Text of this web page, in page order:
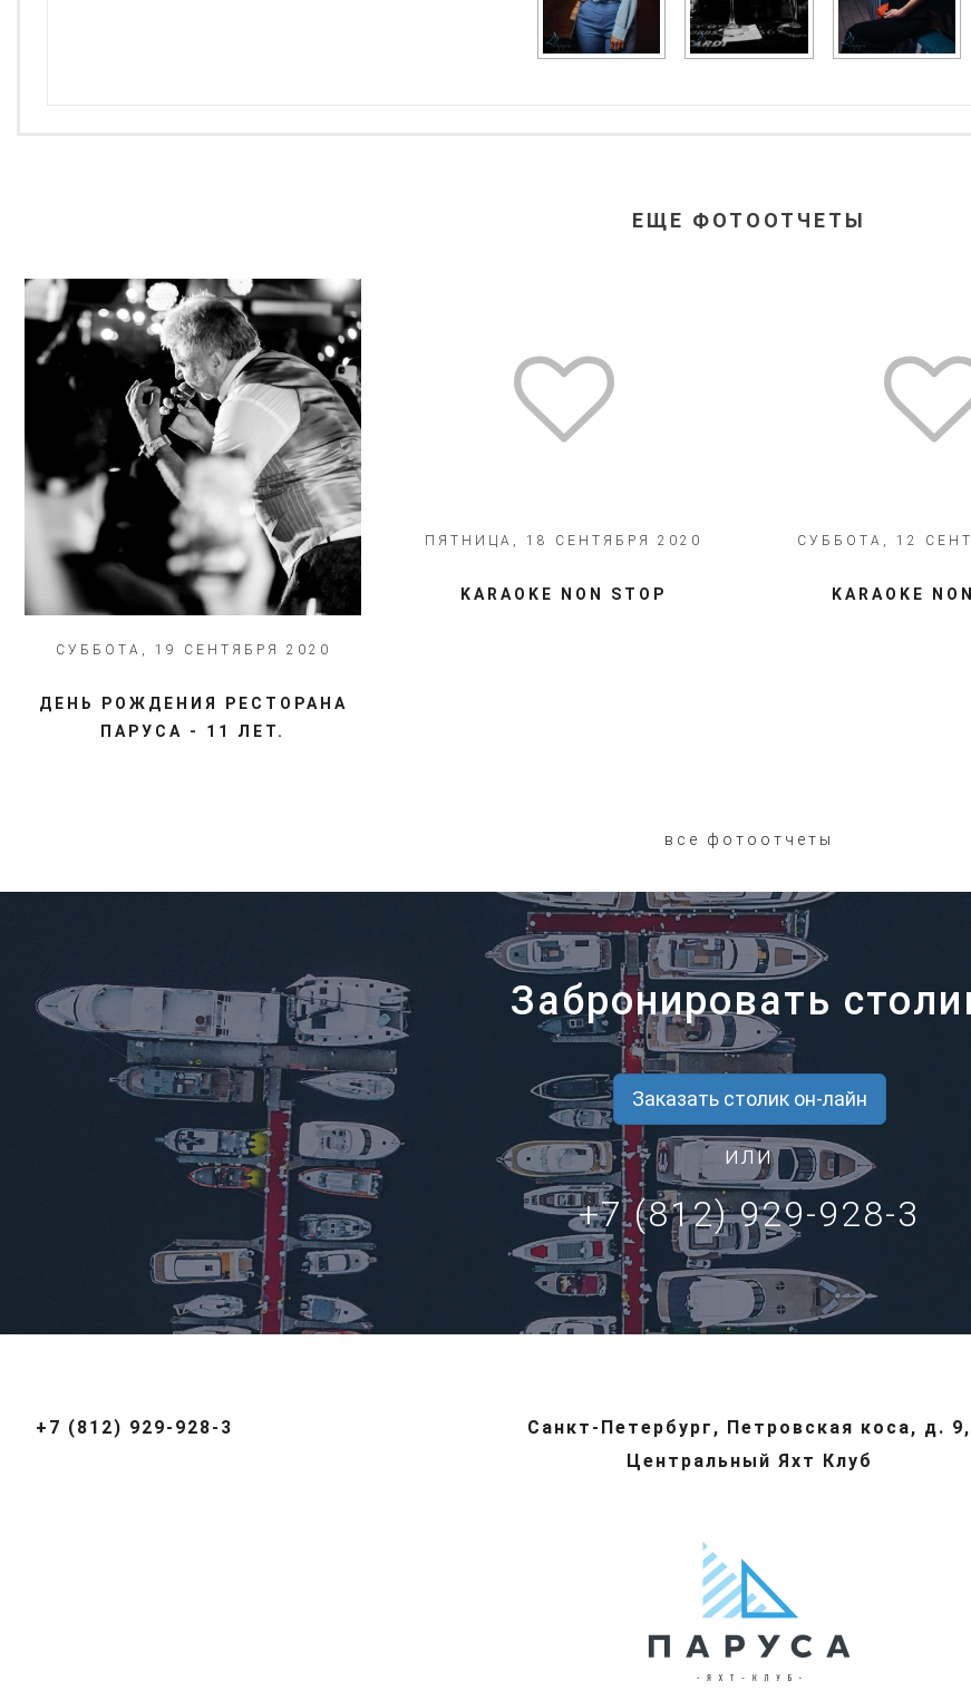
ЕЩЕ ФОТООТЧЕТЫ
СУББОТА, 19 СЕНТЯБРЯ 2020
ДЕНЬ РОЖДЕНИЯ РЕСТОРАНА
ПАРУСА - 11 ЛЕТ.
ПЯТНИЦА, 18 СЕНТЯБРЯ 2020
​​​​​​​​KARAOKE NON STOP
СУББОТА, 12
​​​​​​​​​KARAOKE
все фотоотчеты
Забронировать
Заказать столик он-лайн
или
+7 (812) 929-928-3
+7 (812) 929-928-3
Санкт-Петербург, Петровская коса, д. 9,
Центральный Яхт Клуб